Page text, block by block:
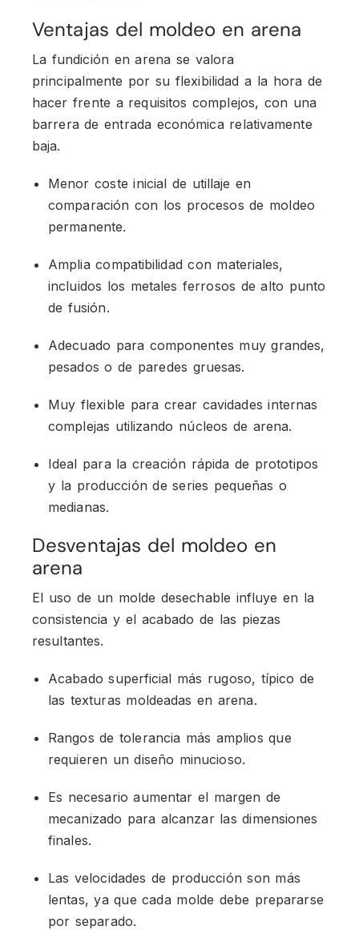
Ventajas del moldeo en arena
La fundición en arena se valora
principalmente por su flexibilidad a la hora de
hacer frente a requisitos complejos, con una
barrera de entrada económica relativamente
baja.
Menor coste inicial de utillaje en
comparación con los procesos de moldeo
permanente.
Amplia compatibilidad con materiales,
incluidos los metales ferrosos de alto punto
de fusión.
Adecuado para componentes muy grandes,
pesados o de paredes gruesas.
Muy flexible para crear cavidades internas
complejas utilizando núcleos de arena.
Ideal para la creación rápida de prototipos
y la producción de series pequeñas o
medianas.
Desventajas del moldeo en
arena
El uso de un molde desechable influye en la
consistencia y el acabado de las piezas
resultantes.
Acabado superficial más rugoso, típico de
las texturas moldeadas en arena.
Rangos de tolerancia más amplios que
requieren un diseño minucioso.
Es necesario aumentar el margen de
mecanizado para alcanzar las dimensiones
finales.
Las velocidades de producción son más
lentas, ya que cada molde debe prepararse
por separado.